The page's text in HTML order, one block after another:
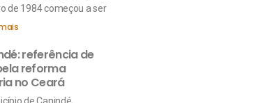
de 1984 começou a ser
referência de
reforma
no Ceará